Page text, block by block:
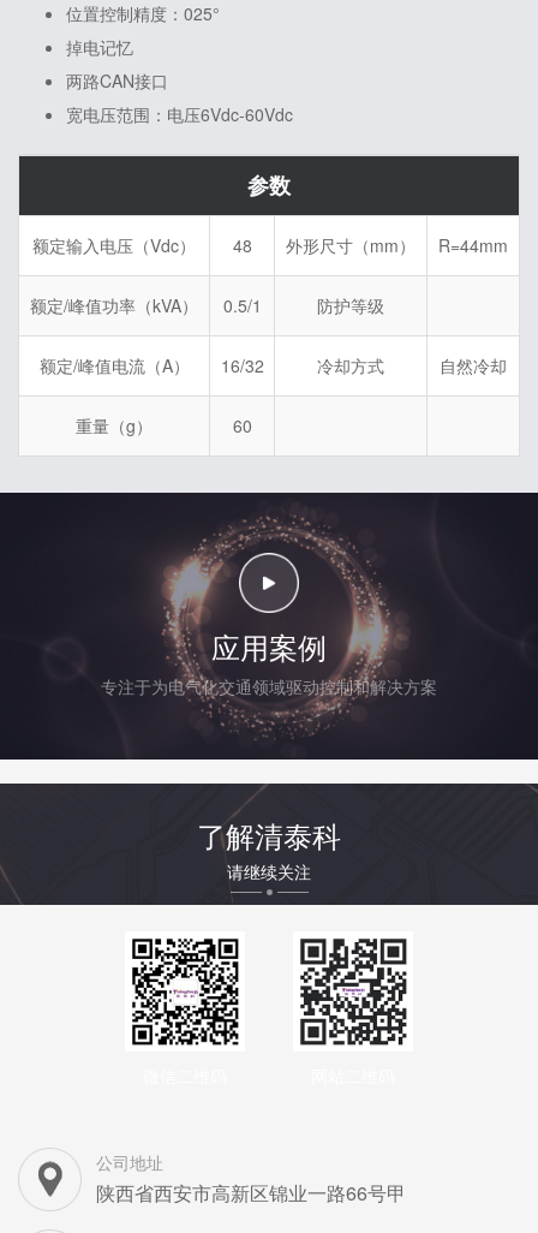
位置控制精度：025°
掉电记忆
两路CAN接口
宽电压范围：电压6Vdc-60Vdc
参数
额定输入电压（Vdc） 48 外形尺寸（mm） R=44mm
额定/峰值功率（kVA） 0.5/1 防护等级
额定/峰值电流（A） 16/32 冷却方式 自然冷却
重量（g） 60
应用案例
专注于为电气化交通领域驱动控制和解决方案
了解清泰科
请继续关注
公司地址
陕西省西安市高新区锦业一路66号甲